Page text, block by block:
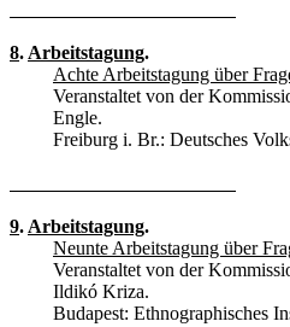
8. Arbeitstagung.
Achte Arbeitstagung über
Veranstaltet von der
Engle.
Freiburg i. Br.: Deutsches
9. Arbeitstagung.
Neunte Arbeitstagung über
Veranstaltet von der
Ildikó Kriza.
Budapest: Ethnographisches